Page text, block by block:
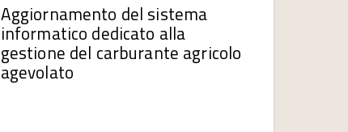
Aggiornamento del sistema
informatico dedicato alla
gestione del carburante agricolo
agevolato